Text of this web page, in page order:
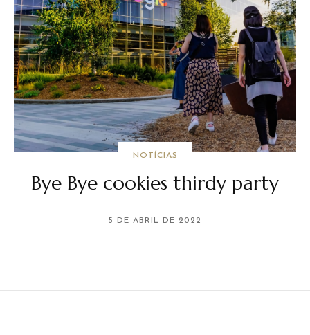
NOTÍCIAS
Bye Bye cookies thirdy party
5 DE ABRIL DE 2022